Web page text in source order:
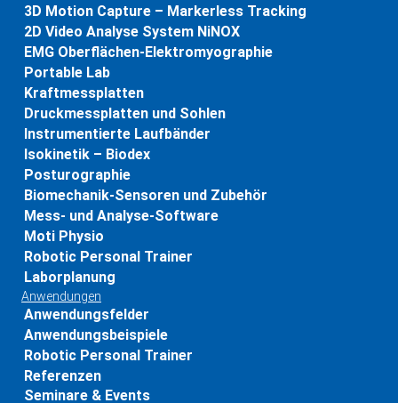
3D Motion Capture – Markerless Tracking
2D Video Analyse System NiNOX
EMG Oberflächen-Elektromyographie
Portable Lab
Kraftmessplatten
Druckmessplatten und Sohlen
Instrumentierte Laufbänder
Isokinetik – Biodex
Posturographie
Biomechanik-Sensoren und Zubehör
Mess- und Analyse-Software
Moti Physio
Robotic Personal Trainer
Laborplanung
Anwendungen
Anwendungsfelder
Anwendungsbeispiele
Robotic Personal Trainer
Referenzen
Seminare & Events